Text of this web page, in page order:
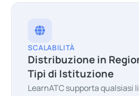
SCALABILITÀ
Distribuzione in
Tipi di Istituzione
LearnATC supporta qualsiasi